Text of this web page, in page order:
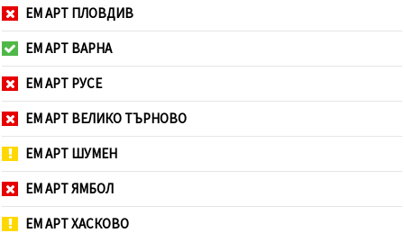
ЕМ АРТ ПЛОВДИВ
ЕМ АРТ ВАРНА
ЕМ АРТ РУСЕ
ЕМ АРТ ВЕЛИКО ТЪРНОВО
ЕМ АРТ ШУМЕН
ЕМ АРТ ЯМБОЛ
ЕМ АРТ ХАСКОВО